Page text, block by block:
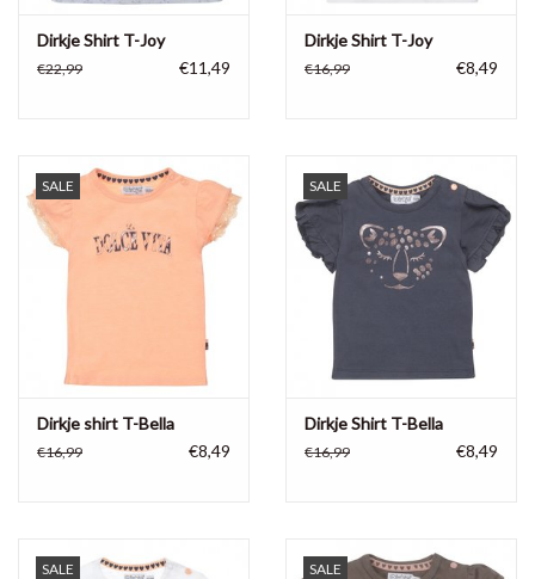
Dirkje Shirt T-Joy
€22,99 €11,49
Dirkje Shirt T-Joy
€16,99 €8,49
SALE
Dirkje shirt T-Bella
€16,99 €8,49
SALE
Dirkje Shirt T-Bella
€16,99 €8,49
SALE SALE